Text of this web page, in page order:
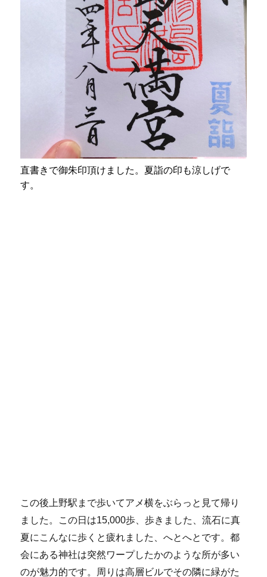
直書きで御朱印頂けました。夏詣の印も涼しげで
す。
この後上野駅まで歩いてアメ横をぶらっと見て帰り
ました。この日は15,000歩、歩きました、流石に真
夏にこんなに歩くと疲れました、へとへとです。都
会にある神社は突然ワープしたかのような所が多い
のが魅力的です。周りは高層ビルでその隣に緑がた